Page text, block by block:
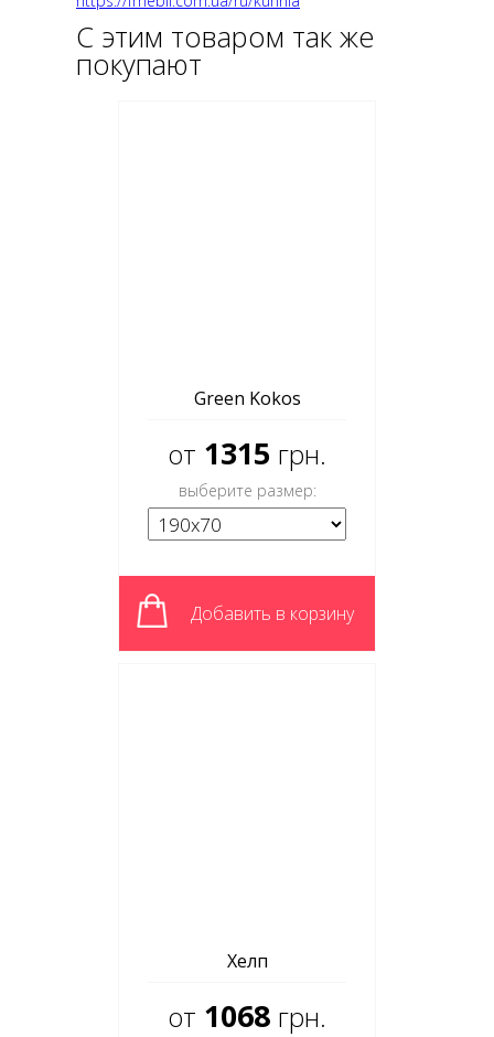
С этим товаром так же
покупают
Green Kokos
от 1315 грн.
выберите размер:
Добавить в корзину
Хелп
от 1068 грн.